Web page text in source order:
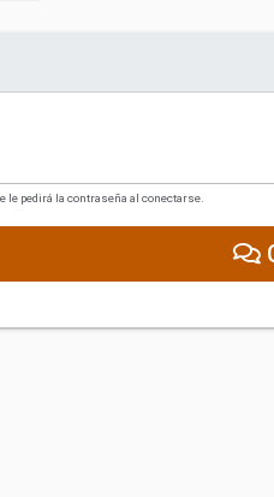
le pedirá la contraseña al conectarse.